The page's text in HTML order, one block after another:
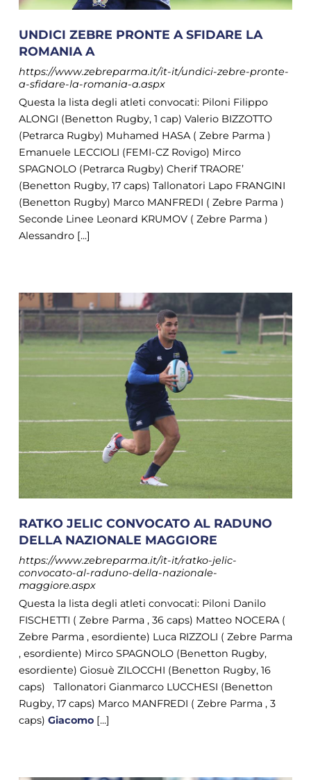
UNDICI ZEBRE PRONTE A SFIDARE LA
ROMANIA A
https://www.zebreparma.it/it-it/undici-zebre-pronte-
a-sfidare-la-romania-a.aspx
Questa la lista degli atleti convocati: Piloni Filippo
ALONGI (Benetton Rugby, 1 cap) Valerio BIZZOTTO
(Petrarca Rugby) Muhamed HASA ( Zebre Parma )
Emanuele LECCIOLI (FEMI-CZ Rovigo) Mirco
SPAGNOLO (Petrarca Rugby) Cherif TRAORE’
(Benetton Rugby, 17 caps) Tallonatori Lapo FRANGINI
(Benetton Rugby) Marco MANFREDI ( Zebre Parma )
Seconde Linee Leonard KRUMOV ( Zebre Parma )
Alessandro [...]
RATKO JELIC CONVOCATO AL RADUNO
DELLA NAZIONALE MAGGIORE
https://www.zebreparma.it/it-it/ratko-jelic-
convocato-al-raduno-della-nazionale-
maggiore.aspx
Questa la lista degli atleti convocati: Piloni Danilo
FISCHETTI ( Zebre Parma , 36 caps) Matteo NOCERA (
Zebre Parma , esordiente) Luca RIZZOLI ( Zebre Parma
, esordiente) Mirco SPAGNOLO (Benetton Rugby,
esordiente) Giosuè ZILOCCHI (Benetton Rugby, 16
caps) Tallonatori Gianmarco LUCCHESI (Benetton
Rugby, 17 caps) Marco MANFREDI ( Zebre Parma , 3
caps) Giacomo[...]